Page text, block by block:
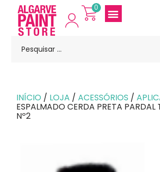
0
INÍCIO / LOJA /ACESSÓRIOS /
ESPALMADO CERDA PRETA
Nº2